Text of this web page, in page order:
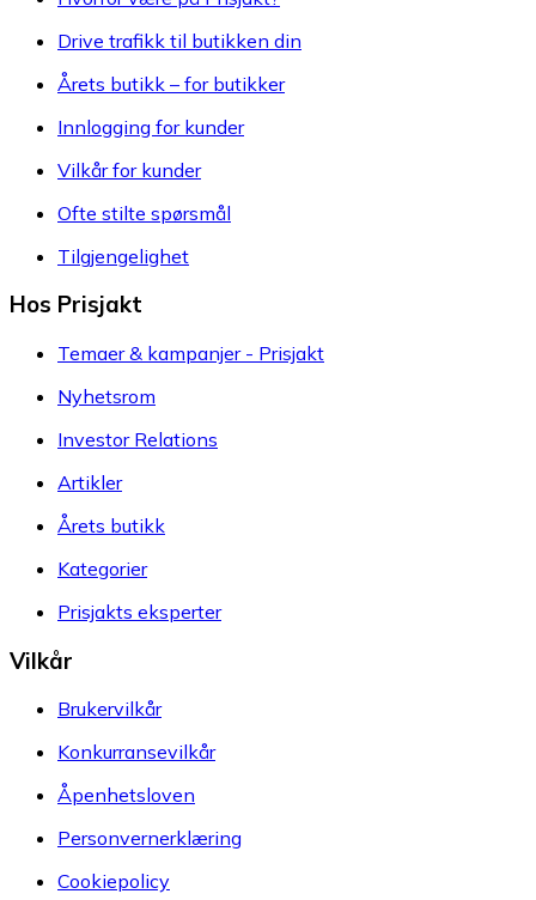
Drive trafikk til butikken din
Årets butikk – for butikker
Innlogging for kunder
Vilkår for kunder
Ofte stilte spørsmål
Tilgjengelighet
Hos Prisjakt
Temaer & kampanjer - Prisjakt
Nyhetsrom
Investor Relations
Artikler
Årets butikk
Kategorier
Prisjakts eksperter
Vilkår
Brukervilkår
Konkurransevilkår
Åpenhetsloven
Personvernerklæring
Cookiepolicy